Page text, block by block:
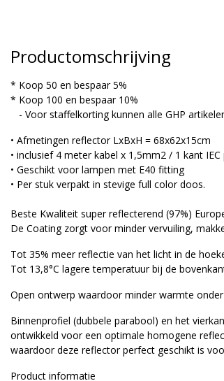
Productomschrijving
* Koop 50 en bespaar 5%
* Koop 100 en bespaar 10%
- Voor staffelkorting kunnen alle GHP
• Afmetingen reflector LxBxH = 68x62x15cm
• inclusief 4 meter kabel x 1,5mm2 / 1 kant IEC
• Geschikt voor lampen met E40 fitting
• Per stuk verpakt in stevige full color doos.
Beste Kwaliteit super reflecterend (97%)
De Coating zorgt voor minder vervuiling,
Tot 35% meer reflectie van het licht in de
Tot 13,8°C lagere temperatuur bij de
Open ontwerp waardoor minder warmte
Binnenprofiel (dubbele parabool) en het
ontwikkeld voor een ​​optimale homogene
waardoor deze reflector perfect geschikt is
Product informatie